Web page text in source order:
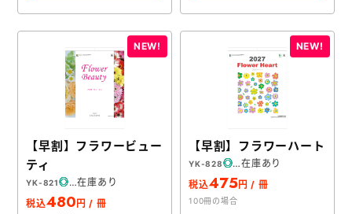
【早割】フラワービュー
ティ
YK-821
在庫あり
税込480 円 / 冊
【早割】フラワーハート
YK-828
在庫あり
税込475円 / 冊
100冊の場合